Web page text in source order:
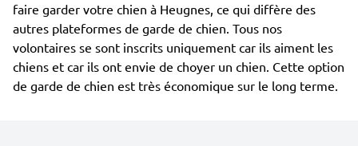
faire garder votre chien à Heugnes, ce qui diffère des
autres plateformes de garde de chien. Tous nos
volontaires se sont inscrits uniquement car ils aiment les
chiens et car ils ont envie de choyer un chien. Cette option
de garde de chien est très économique sur le long terme.